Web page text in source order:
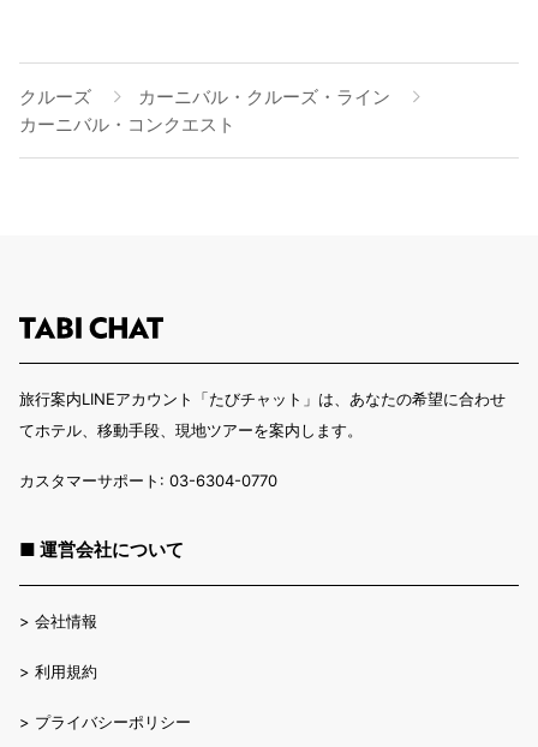
クルーズ
カーニバル・クルーズ・ライン
カーニバル・コンクエスト
旅行案内LINEアカウント「たびチャット」は、あなたの希望に合わせ
てホテル、移動手段、現地ツアーを案内します。
カスタマーサポート: 03-6304-0770
■ 運営会社について
> 会社情報
> 利用規約
> プライバシーポリシー